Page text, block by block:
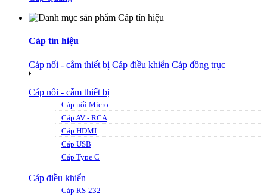
Cáp tín hiệu
Cáp nối - cắm thiết bị Cáp điều khiển Cáp đồng trục
Cáp nối - cắm thiết bị
Cáp nối Micro
Cáp AV - RCA
Cáp HDMI
Cáp USB
Cáp Type C
Cáp điều khiển
Cáp RS-232